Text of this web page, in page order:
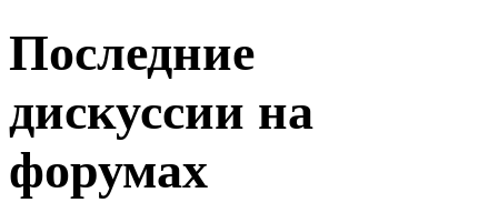
Последние
дискуссии на
форумах